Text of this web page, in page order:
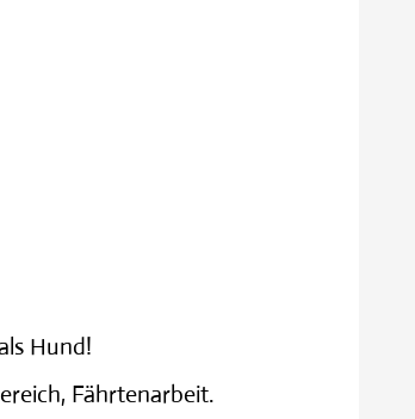
Hund!
Fährtenarbeit.